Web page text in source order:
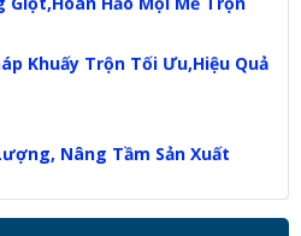
Khuấy Trộn Tối Ưu,Hiệu Quả
Nâng Tầm Sản Xuất